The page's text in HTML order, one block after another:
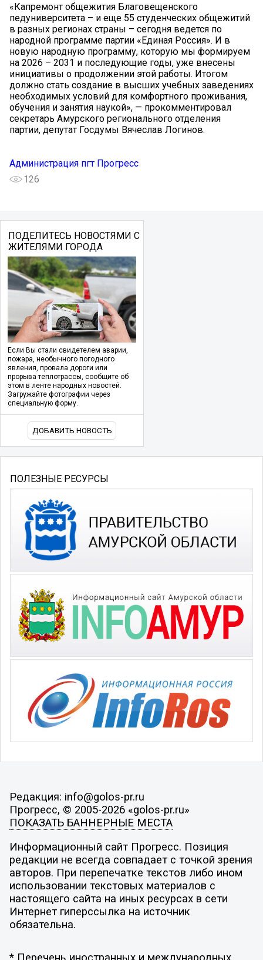
«Капремонт общежития Благовещенского
педуниверситета – и еще 55 студенческих общежитий
в разных регионах страны – сегодня ведется по
народной программе партии «Единая Россия». И в
новую народную программу, которую мы формируем
на 2026 – 2031 и последующие годы, уже внесены
инициативы о продолжении этой работы. Итогом
должно стать создание в высших учебных заведениях
необходимых условий для комфортного проживания,
обучения и занятия наукой», — прокомментировал
секретарь Амурского регионального отделения
партии, депутат Госдумы Вячеслав Логинов.
Администрация пгт Прогресс
126
ПОДЕЛИТЕСЬ НОВОСТЯМИ С
ЖИТЕЛЯМИ ГОРОДА
Если Вы стали свидетелем аварии,
пожара, необычного погодного
явления, провала дороги или
прорыва теплотрассы, сообщите об
этом в ленте народных новостей.
Загружайте фотографии через
специальную форму.
ДОБАВИТЬ НОВОСТЬ
ПОЛЕЗНЫЕ РЕСУРСЫ
Редакция: info@golos-pr.ru
Прогресс, © 2005-2026 «golos-pr.ru»
ПОКАЗАТЬ БАННЕРНЫЕ МЕСТА
Информационный сайт Прогресс. Позиция
редакции не всегда совпадает с точкой зрения
авторов. При перепечатке текстов либо ином
использовании текстовых материалов с
настоящего сайта на иных ресурсах в сети
Интернет гиперссылка на источник
обязательна.